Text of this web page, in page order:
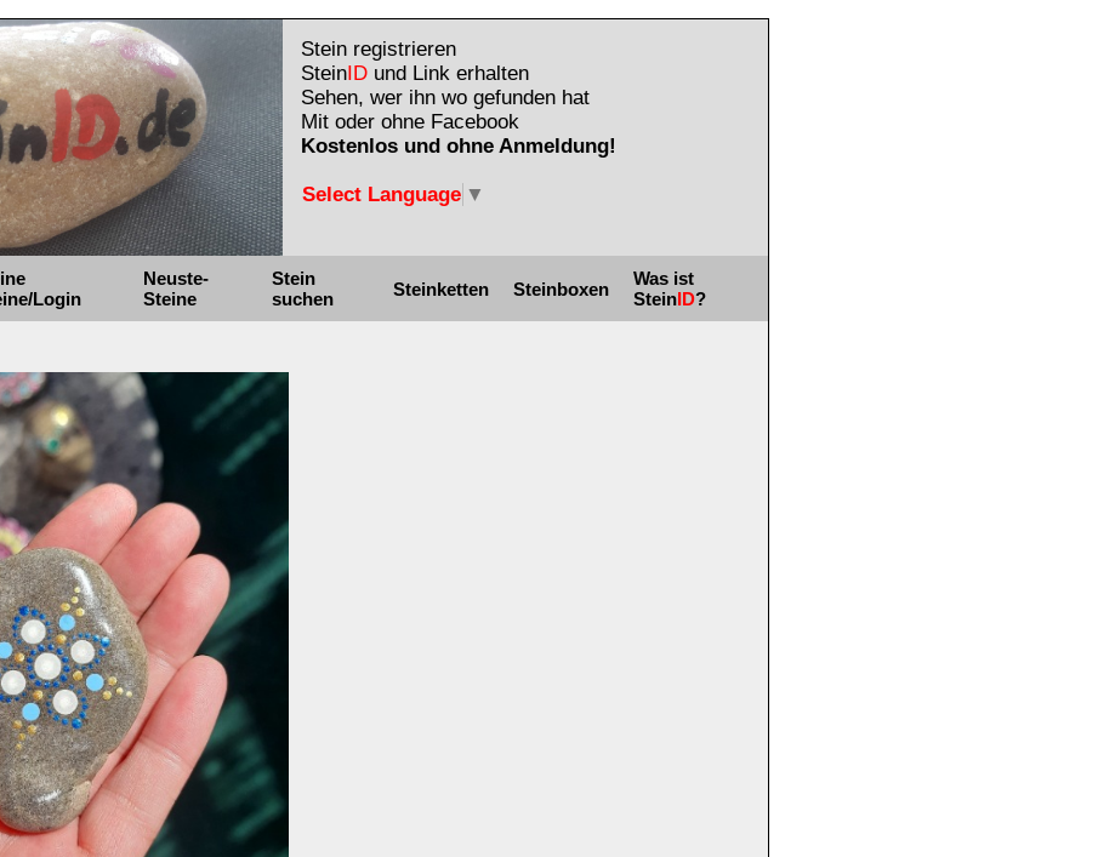
Stein registrieren
SteinID und Link erhalten
Sehen, wer ihn wo gefunden hat
Mit oder ohne Facebook
Kostenlos und ohne Anmeldung!
Select Language ▼
Login
Neuste-
Steine
Stein
suchen
Steinketten Steinboxen
Was ist
SteinID?